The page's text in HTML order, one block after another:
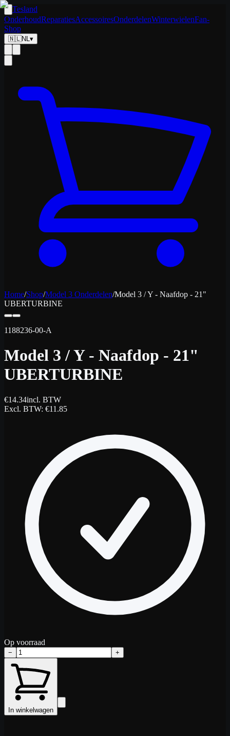
Tesland
OnderhoudReparatiesAccessoiresOnderdelenWinterwielenFan-
Shop
🇳🇱NL▾
Home/Shop/Model 3 Onderdelen/Model 3 / Y - Naafdop - 21"
UBERTURBINE
1188236-00-A
Model 3 / Y - Naafdop - 21"
UBERTURBINE
€14.34incl. BTW
Excl. BTW: €11.85
Op voorraad
− +
In winkelwagen